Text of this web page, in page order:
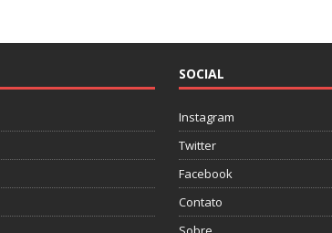
SOCIAL
Instagram
Twitter
Facebook
Contato